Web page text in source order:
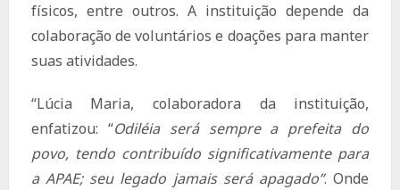
físicos, entre outros. A instituição depende da
colaboração de voluntários e doações para manter
suas atividades.
“Lúcia Maria, colaboradora da instituição,
enfatizou: “Odiléia será sempre a prefeita do
povo, tendo contribuído significativamente para
a APAE; seu legado jamais será apagado”. Onde